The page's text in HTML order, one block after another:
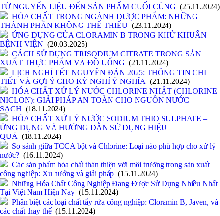
TỪ NGUYÊN LIỆU ĐẾN SẢN PHẨM CUỐI CÙNG (25.11.2024)
HÓA CHẤT TRONG NGÀNH DƯỢC PHẨM: NHỮNG
THÀNH PHẦN KHÔNG THỂ THIẾU (23.11.2024)
ỨNG DỤNG CỦA CLORAMIN B TRONG KHỬ KHUẨN
BỆNH VIỆN (20.03.2025)
CÁCH SỬ DỤNG TRISODIUM CITRATE TRONG SẢN
XUẤT THỰC PHẨM VÀ ĐỒ UỐNG (21.11.2024)
LỊCH NGHỈ TẾT NGUYÊN ĐÁN 2025: THÔNG TIN CHI
TIẾT VÀ GỢI Ý CHO KỲ NGHỈ Ý NGHĨA (21.11.2024)
HÓA CHẤT XỬ LÝ NƯỚC CHLORINE NHẬT (CHLORINE
NICLON): GIẢI PHÁP AN TOÀN CHO NGUỒN NƯỚC
SẠCH (18.11.2024)
HÓA CHẤT XỬ LÝ NƯỚC SODIUM THIO SULPHATE –
ỨNG DỤNG VÀ HƯỚNG DẪN SỬ DỤNG HIỆU
QUẢ (18.11.2024)
So sánh giữa TCCA bột và Chlorine: Loại nào phù hợp cho xử lý
nước? (16.11.2024)
Các sản phẩm hóa chất thân thiện với môi trường trong sản xuất
công nghiệp: Xu hướng và giải pháp (15.11.2024)
Những Hóa Chất Công Nghiệp Đang Được Sử Dụng Nhiều Nhất
Tại Việt Nam Hiện Nay (15.11.2024)
Phân biệt các loại chất tẩy rửa công nghiệp: Cloramin B, Javen, và
các chất thay thế (15.11.2024)